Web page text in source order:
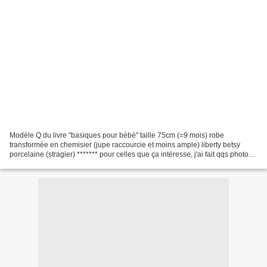
Modèle Q du livre "basiques pour bébé" taille 75cm (=9 mois) robe
transformée en chemisier (jupe raccourcie et moins ample) liberty betsy
porcelaine (stragier) ******* pour celles que ça intéresse, j'ai fait qqs photos